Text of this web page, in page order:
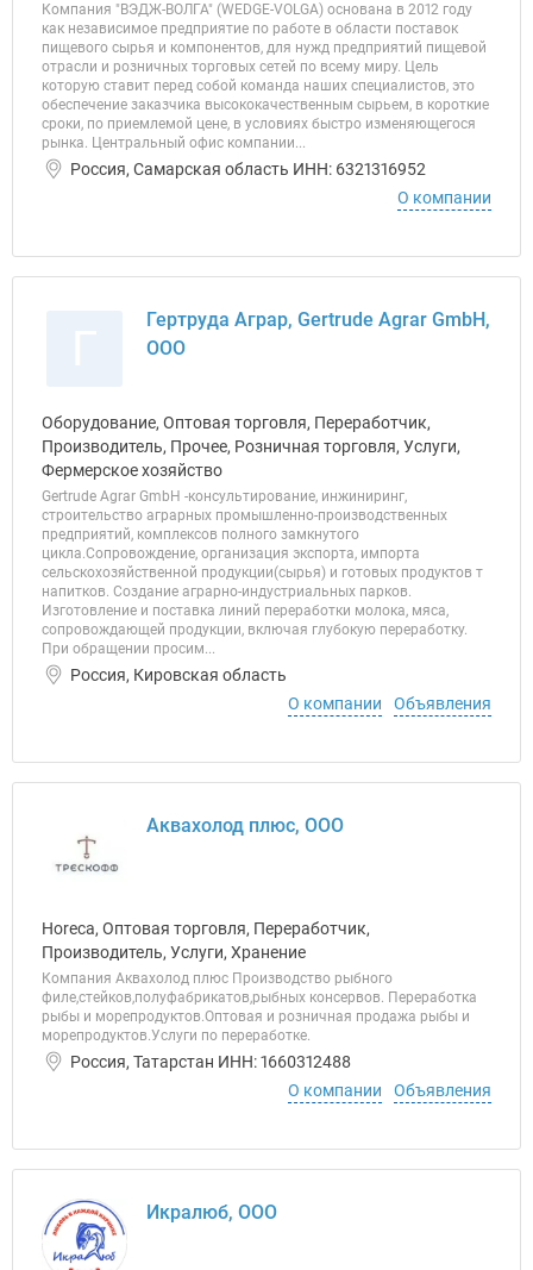
Компания "ВЭДЖ-ВОЛГА" (WEDGE-VOLGA) основана в 2012 году
как независимое предприятие по работе в области поставок
пищевого сырья и компонентов, для нужд предприятий пищевой
отрасли и розничных торговых сетей по всему миру. Цель
которую ставит перед собой команда наших специалистов, это
обеспечение заказчика высококачественным сырьем, в короткие
сроки, по приемлемой цене, в условиях быстро изменяющегося
рынка. Центральный офис компании...
Россия, Самарская область ИНН: 6321316952
О компании
Гертруда Аграр, Gertrude Agrar GmbH,
ООО
Оборудование, Оптовая торговля, Переработчик,
Производитель, Прочее, Розничная торговля, Услуги,
Фермерское хозяйство
Gertrude Agrar GmbH -консультирование, инжиниринг,
строительство аграрных промышленно-производственных
предприятий, комплексов полного замкнутого
цикла.Сопровождение, организация экспорта, импорта
сельскохозяйственной продукции(сырья) и готовых продуктов т
напитков. Создание аграрно-индустриальных парков.
Изготовление и поставка линий переработки молока, мяса,
сопровождающей продукции, включая глубокую переработку.
При обращении просим...
Россия, Кировская область
О компании
Объявления
Аквахолод плюс, ООО
Horeca, Оптовая торговля, Переработчик,
Производитель, Услуги, Хранение
Компания Аквахолод плюс Производство рыбного
филе,стейков,полуфабрикатов,рыбных консервов. Переработка
рыбы и морепродуктов.Оптовая и розничная продажа рыбы и
морепродуктов.Услуги по переработке.
Россия, Татарстан ИНН: 1660312488
О компании
Объявления
Икралюб, ООО